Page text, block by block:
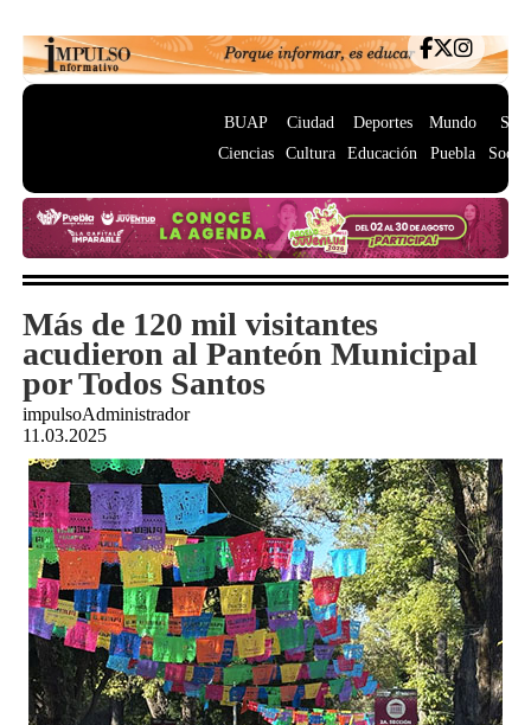
BUAP
Ciencias
Ciudad
Cultura
Deportes
Educación
Mundo
Puebla
Más de 120 mil visitantes
acudieron al Panteón Municipal
por Todos Santos
impulsoAdministrador
11.03.2025